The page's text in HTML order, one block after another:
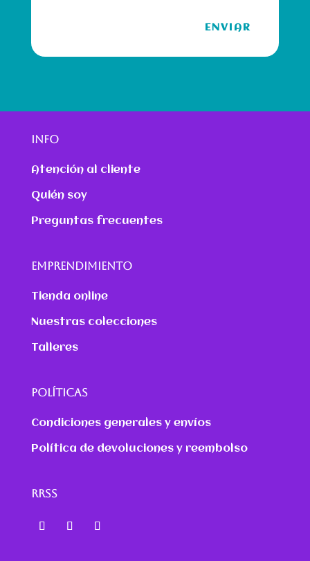
ENVIAR
INFO
Atención al cliente
Quién soy
Preguntas frecuentes
EMPRENDIMIENTO
Tienda online
Nuestras colecciones
Talleres
POLÍTICAS
Condiciones generales y envíos
Política de devoluciones y reembolso
RRSS